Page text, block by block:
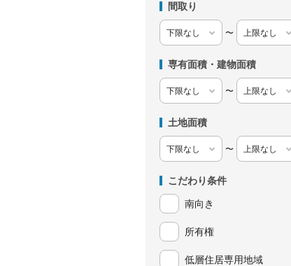
間取り
〜
専有面積・建物面積
〜
土地面積
〜
こだわり条件
南向き
所有権
低層住居専用地域